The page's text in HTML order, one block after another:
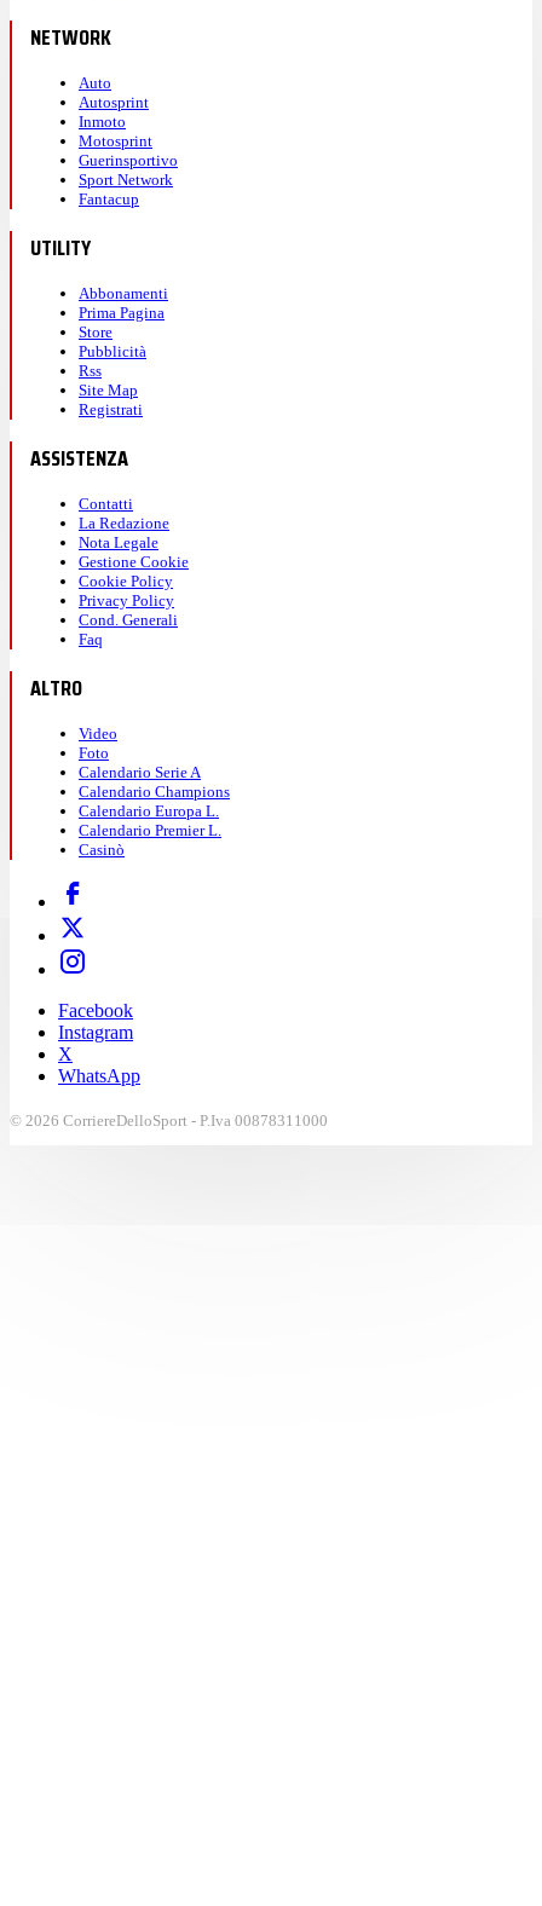
NETWORK
Auto
Autosprint
Inmoto
Motosprint
Guerinsportivo
Sport Network
Fantacup
UTILITY
Abbonamenti
Prima Pagina
Store
Pubblicità
Rss
Site Map
Registrati
ASSISTENZA
Contatti
La Redazione
Nota Legale
Gestione Cookie
Cookie Policy
Privacy Policy
Cond. Generali
Faq
ALTRO
Video
Foto
Calendario Serie A
Calendario Champions
Calendario Europa L.
Calendario Premier L.
Casinò
Facebook
Instagram
X
WhatsApp
© 2026 CorriereDelloSport - P.Iva 00878311000